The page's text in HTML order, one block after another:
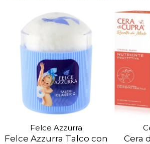
Felce Azzurra
Felce Azzurra Talco con
Cera